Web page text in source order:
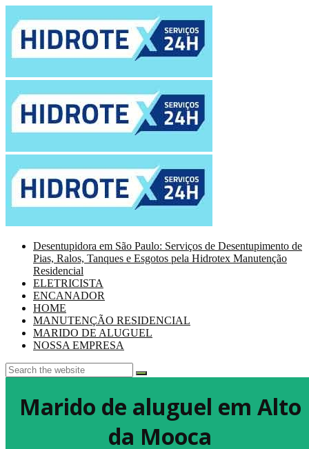
Desentupidora em São Paulo: Serviços de Desentupimento de
Pias, Ralos, Tanques e Esgotos pela Hidrotex Manutenção
Residencial
ELETRICISTA
ENCANADOR
HOME
MANUTENÇÃO RESIDENCIAL
MARIDO DE ALUGUEL
NOSSA EMPRESA
Marido de aluguel em Alto
da Mooca